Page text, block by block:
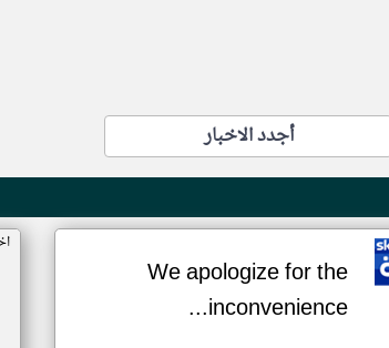
أجدد الاخبار
We apologize for the
inconvenience...